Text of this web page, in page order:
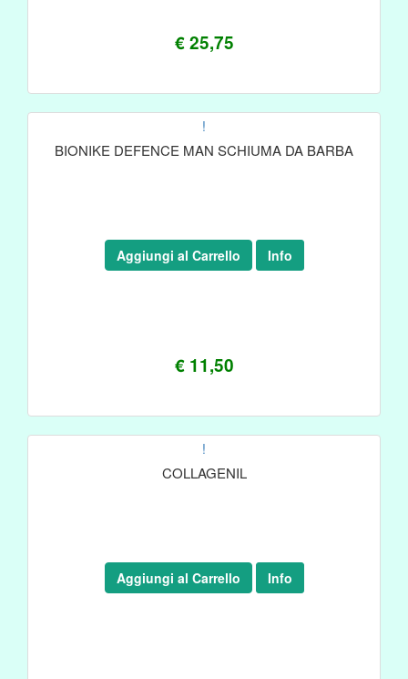
€ 25,75
!
BIONIKE DEFENCE MAN SCHIUMA DA BARBA
€ 11,50
Aggiungi al Carrello Info
!
COLLAGENIL
Aggiungi al Carrello Info